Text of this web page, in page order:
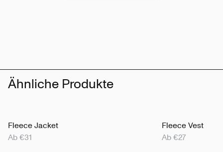
Ähnliche Produkte
Fleece Jacket
Ab €31
Fleece Vest
Ab €27